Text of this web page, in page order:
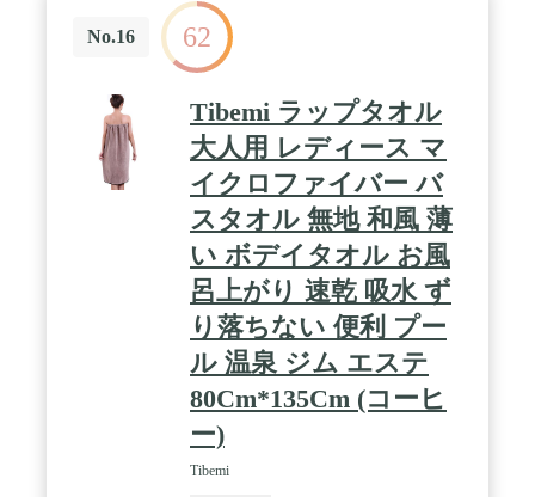
パックに入れたりできます。非常に省スペース。★
/ ◆ 【多くの用途】：この速乾タオルはキャンプ、
スポーツ、ジム、水泳、バス、旅行、フィットネ
ス、スイミング、ボート、ハイキング、ピクニッ
ク、登山、アウトドアなど活動に最適です。すべて
の季節にもふさわしいタオルです。★ / ◆ 【各収納
ボックスに１枚タオル】：このスポーツタオルには
7色あり、各色には3つのサイズがあります。Sサイ
ズ：80 * 40（cm）、Mサイズ：120 * 60（cm）、L
サイズ：135 * 70（cm）。あなたがこの旅行 速乾タ
オルを買うとき、好きな色と希望のサイズが選択で
No.16 62
Tibemi ラップタオル
大人用 レディース マ
イクロファイバー バ
スタオル 無地 和風 薄
い ボデイタオル お風
呂上がり 速乾 吸水 ず
り落ちない 便利 プー
ル 温泉 ジム エステ
80Cm*135Cm (コーヒ
ー)
Tibemi